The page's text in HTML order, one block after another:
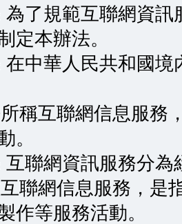
了規範互聯網資訊
定本辦法。
中華人民共和國境
稱互聯網信息服務
。
聯網資訊服務分為
聯網信息服務，是
作等服務活動。